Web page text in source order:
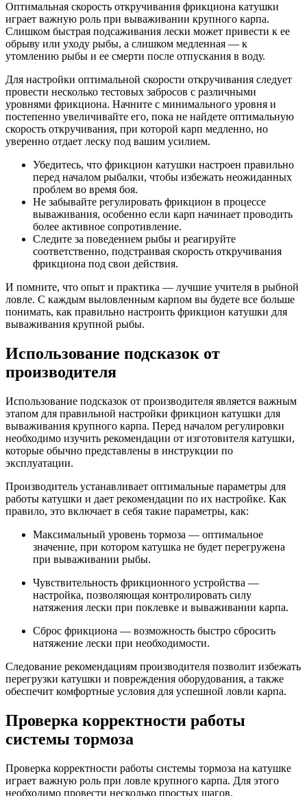
Оптимальная скорость откручивания фрикциона катушки
играет важную роль при вываживании крупного карпа.
Слишком быстрая подсаживания лески может привести к ее
обрыву или уходу рыбы, а слишком медленная — к
утомлению рыбы и ее смерти после отпускания в воду.
Для настройки оптимальной скорости откручивания следует
провести несколько тестовых забросов с различными
уровнями фрикциона. Начните с минимального уровня и
постепенно увеличивайте его, пока не найдете оптимальную
скорость откручивания, при которой карп медленно, но
уверенно отдает леску под вашим усилием.
Убедитесь, что фрикцион катушки настроен правильно
перед началом рыбалки, чтобы избежать неожиданных
проблем во время боя.
Не забывайте регулировать фрикцион в процессе
вываживания, особенно если карп начинает проводить
более активное сопротивление.
Следите за поведением рыбы и реагируйте
соответственно, подстраивая скорость откручивания
фрикциона под свои действия.
И помните, что опыт и практика — лучшие учителя в рыбной
ловле. С каждым выловленным карпом вы будете все больше
понимать, как правильно настроить фрикцион катушки для
вываживания крупной рыбы.
Использование подсказок от
производителя
Использование подсказок от производителя является важным
этапом для правильной настройки фрикцион катушки для
вываживания крупного карпа. Перед началом регулировки
необходимо изучить рекомендации от изготовителя катушки,
которые обычно представлены в инструкции по
эксплуатации.
Производитель устанавливает оптимальные параметры для
работы катушки и дает рекомендации по их настройке. Как
правило, это включает в себя такие параметры, как:
Максимальный уровень тормоза — оптимальное
значение, при котором катушка не будет перегружена
при вываживании рыбы.
Чувствительность фрикционного устройства —
настройка, позволяющая контролировать силу
натяжения лески при поклевке и вываживании карпа.
Сброс фрикциона — возможность быстро сбросить
натяжение лески при необходимости.
Следование рекомендациям производителя позволит избежать
перегрузки катушки и повреждения оборудования, а также
обеспечит комфортные условия для успешной ловли карпа.
Проверка корректности работы
системы тормоза
Проверка корректности работы системы тормоза на катушке
играет важную роль при ловле крупного карпа. Для этого
необходимо провести несколько простых шагов.